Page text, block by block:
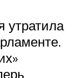
утратила